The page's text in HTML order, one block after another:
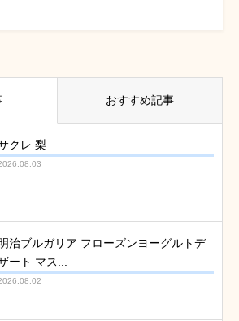
おすすめ記事
クレ 梨
治ブルガリア フローズンヨーグルトデ
ート マス...